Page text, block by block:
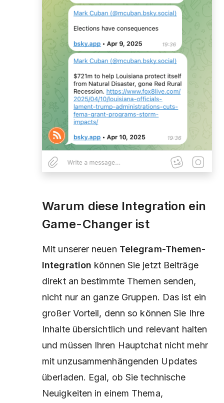
Warum diese Integration ein
Game-Changer ist
Mit unserer neuen Telegram-Themen-
Integration können Sie jetzt Beiträge
direkt an bestimmte Themen senden,
nicht nur an ganze Gruppen. Das ist ein
großer Vorteil, denn so können Sie Ihre
Inhalte übersichtlich und relevant halten
und müssen Ihren Hauptchat nicht mehr
mit unzusammenhängenden Updates
überladen. Egal, ob Sie technische
Neuigkeiten in einem Thema,